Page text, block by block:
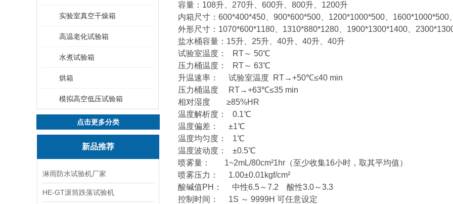
实验室真空干燥箱
高温老化试验箱
水煮试验箱
烘箱
模拟高空低压试验箱
点击更多分类
新品推荐
淋雨防水试验机厂家
HE-GT滚筒跌落试验机
容量：108升、270升、600升、800升、1200升
内箱尺寸：600*400*450、900*600*500、1200*1000*500、1600*1000*500
外形尺寸：1070*600*1180、1310*880*1280、1900*1300*1400、
盐水桶容量：15升、25升、40升、40升、40升
试验室温度： RT～ 50℃
压力桶温度： RT～ 63℃
升温速率： 试验室温度 RT→+50℃≤40 min
压力桶温度 RT→+63℃≤35 min
相对湿度 ≥85%HR
温度解析度： 0.1℃
温度偏差： ±1℃
温度均匀度： 1℃
温度波动度： ±0.5℃
喷雾量： 1~2mL/80cm²1hr（至少收集16小时，取其平均值）
喷雾压力： 1.00±0.01kgf/cm²
酸碱值PH： 中性6.5～7.2 酸性3.0～3.3
控制时间： 1S ～ 9999H 可任意设定